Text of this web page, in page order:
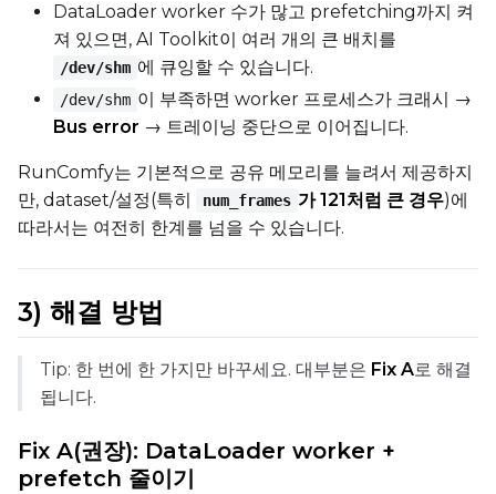
DataLoader worker 수가 많고 prefetching까지 켜
져 있으면, AI Toolkit이 여러 개의 큰 배치를
/dev/shm 에 큐잉할 수 있습니다.
/dev/shm 이 부족하면 worker 프로세스가 크래시 →
Bus error → 트레이닝 중단으로 이어집니다.
RunComfy는 기본적으로 공유 메모리를 늘려서 제공하지
만, dataset/설정(특히
num_frames 가 121처럼 큰 경우)에
따라서는 여전히 한계를 넘을 수 있습니다.
3) 해결 방법
Tip: 한 번에 한 가지만 바꾸세요. 대부분은 Fix A로 해결
됩니다.
Fix A(권장): DataLoader worker +
prefetch 줄이기